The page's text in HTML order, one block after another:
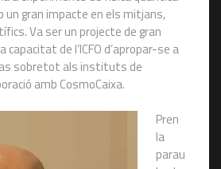
un gran impacte en els mitjans,
Va ser un projecte de gran
capacitat de l’ICFO d’apropar-se a
sobretot als instituts de
amb CosmoCaixa.
Pren
la
parau